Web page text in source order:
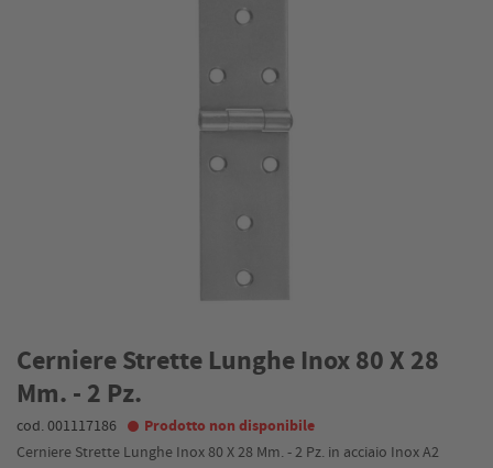
Cerniere Strette Lunghe Inox 80 X 28
Mm. - 2 Pz.
cod. 001117186 Prodotto non disponibile
Cerniere Strette Lunghe Inox 80 X 28 Mm. - 2 Pz. in acciaio Inox A2